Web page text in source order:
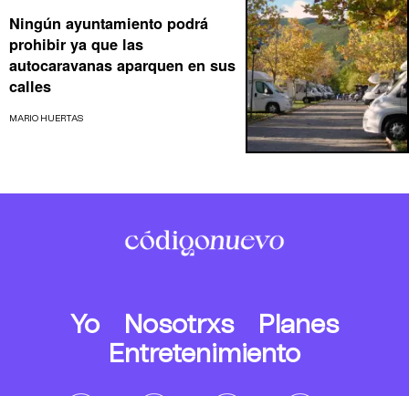
Ningún ayuntamiento podrá
prohibir ya que las
autocaravanas aparquen en sus
calles
MARIO HUERTAS
Yo Nosotrxs
Planes
Entretenimiento